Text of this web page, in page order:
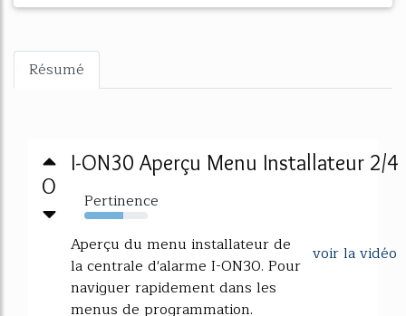
Résumé
0
I-ON30 Aperçu Menu Installateur 2/4
Pertinence
61%
voir la vidéo
Aperçu du menu installateur de
la centrale d'alarme I-ON30. Pour
naviguer rapidement dans les
menus de programmation.